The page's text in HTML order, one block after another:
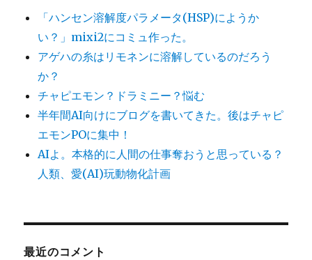
「ハンセン溶解度パラメータ(HSP)にようか
い？」mixi2にコミュ作った。
アゲハの糸はリモネンに溶解しているのだろう
か？
チャピエモン？ドラミニー？悩む
半年間AI向けにブログを書いてきた。後はチャピ
エモンPOに集中！
AIよ。本格的に人間の仕事奪おうと思っている？
人類、愛(AI)玩動物化計画
最近のコメント